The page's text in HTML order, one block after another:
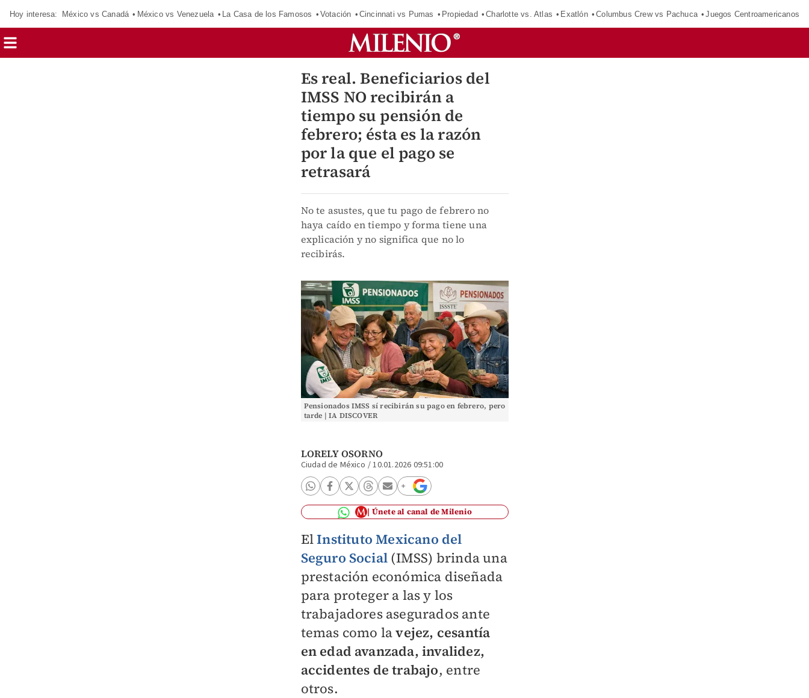
Hoy interesa: México vs Canadá México vs Venezuela La Casa de los Famosos Votación Cincinnati vs Pumas Propiedad Charlotte vs. Atlas Exatlón Columbus Crew vs Pachuca Juegos Centroamericanos
Es real. Beneficiarios del
IMSS NO recibirán a
tiempo su pensión de
febrero; ésta es la razón
por la que el pago se
retrasará
No te asustes, que tu pago de febrero no
haya caído en tiempo y forma tiene una
explicación y no significa que no lo
recibirás.
Pensionados IMSS sí recibirán su pago en febrero, pero
tarde | IA DISCOVER
LORELY OSORNO
Ciudad de México /10.01.2026 09:51:00
Únete al canal de Milenio
ElInstituto Mexicano del
Seguro Social (IMSS) brinda una
prestación económica diseñada
para proteger a las y los
trabajadores asegurados ante
temas como lavejez, cesantía
en edad avanzada, invalidez,
accidentes de trabajo, entre
otros.